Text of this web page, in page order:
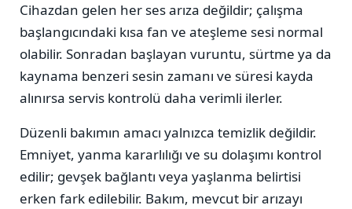
Cihazdan gelen her ses arıza değildir; çalışma
başlangıcındaki kısa fan ve ateşleme sesi normal
olabilir. Sonradan başlayan vuruntu, sürtme ya da
kaynama benzeri sesin zamanı ve süresi kayda
alınırsa servis kontrolü daha verimli ilerler.
Düzenli bakımın amacı yalnızca temizlik değildir.
Emniyet, yanma kararlılığı ve su dolaşımı kontrol
edilir; gevşek bağlantı veya yaşlanma belirtisi
erken fark edilebilir. Bakım, mevcut bir arızayı